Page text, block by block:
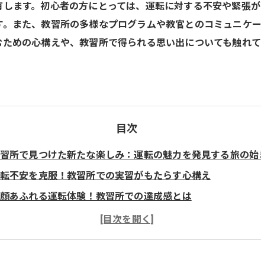
ます。初心者の方にとっては、運転に対する不安や緊張
また、教習所の多様なプログラムや教官とのコミュニケ
めの心構えや、教習所で得られる思い出についても触れ
目次
所で見つけた新たな楽しみ：運転の魅力を発見する旅の始
不安を克服！教習所での実習がもたらす心構え
あふれる運転体験！教習所での達成感とは
官との絆：運転を楽しむための秘訣
の自信をつける！教習所での思い出を振り返る